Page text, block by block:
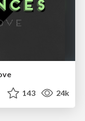
143 24k